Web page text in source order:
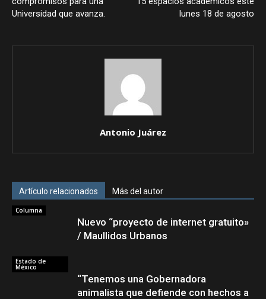
Universidad que avanza.
lunes 18 de agosto
Antonio Juárez
Artículo relacionados Más del autor
Columna
Nuevo “proyecto de internet gratuito»
/ Maullidos Urbanos
Estado de
México
“Tenemos una Gobernadora
animalista que defiende con hechos a